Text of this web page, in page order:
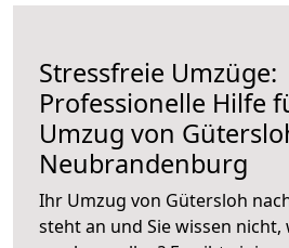
Stressfreie Umzüge:
Professionelle Hilfe
Umzug von
Neubrandenburg
Ihr Umzug von Gütersloh
steht an und Sie wissen nicht,